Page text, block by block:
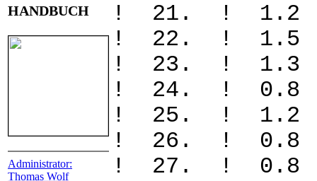
HANDBUCH
Administrator:
Thomas Wolf
! 21. !
! 22. !
! 23. !
! 24. !
! 25. !
! 26. !
! 27. !